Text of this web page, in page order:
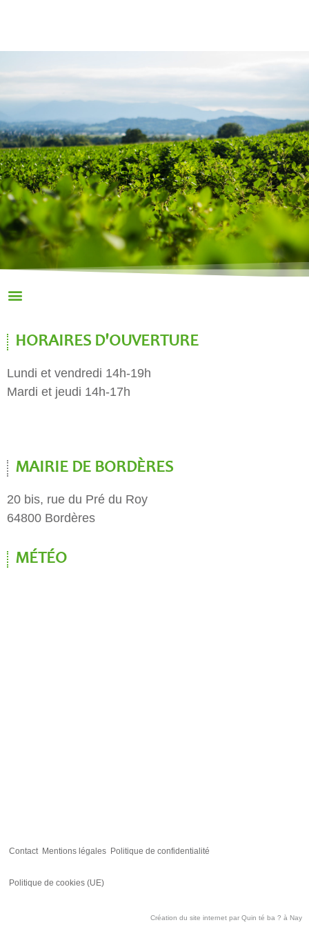
HORAIRES D'OUVERTURE
Lundi et vendredi 14h-19h
Mardi et jeudi 14h-17h
MAIRIE DE BORDÈRES
20 bis, rue du Pré du Roy
64800 Bordères
MÉTÉO
Contact Mentions légales Politique de confidentialité
Politique de cookies (UE)
Création du site internet par Quin té ba ? à Nay